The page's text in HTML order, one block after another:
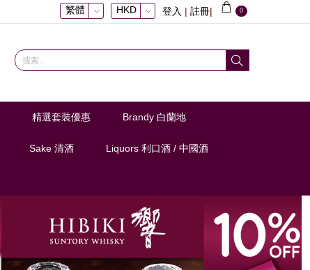
| 0
登入 | 註冊
HKD
繁體
精選套裝優惠 Brandy 白蘭地
Sake 清酒 Liquors 利口酒 / 中國酒